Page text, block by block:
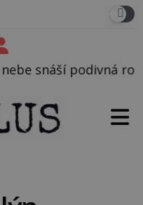
látka